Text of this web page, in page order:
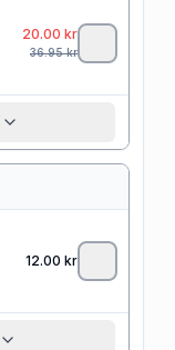
20.00 kr
36.95kr
12.00 kr